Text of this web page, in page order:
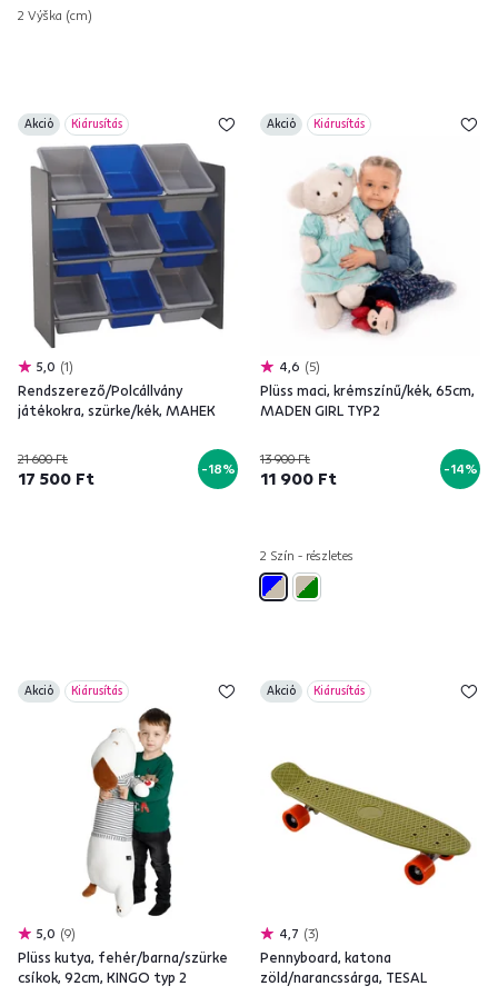
2 Výška (cm)
Akció Kiárusítás
5,0 1
Rendszerező/Polcállvány
játékokra, szürke/kék, MAHEK
21 600 Ft
17 500 Ft -18%
Akció Kiárusítás
4,6 5
Plüss maci, krémszínű/kék, 65cm,
MADEN GIRL TYP2
13 900 Ft
11 900 Ft -14%
2 Szín - részletes
Akció Kiárusítás
5,0 9
Plüss kutya, fehér/barna/szürke
csíkok, 92cm, KINGO typ 2
Akció Kiárusítás
4,7 3
Pennyboard, katona
zöld/narancssárga, TESAL